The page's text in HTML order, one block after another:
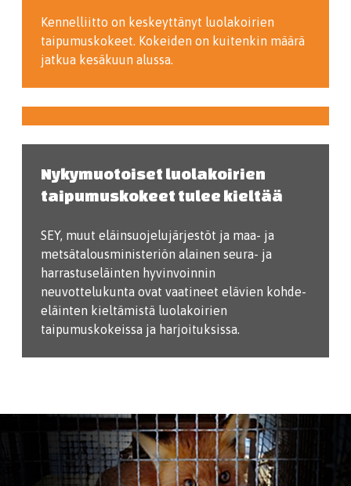
Kennelliitto on keskeyttänyt luolakoirien
taipumuskokeet. Kokeiden on kuitenkin määrä
jatkua kesäkuun alussa.
Nykymuotoiset luolakoirien
taipumuskokeet tulee kieltää
SEY, muut eläinsuojelujärjestöt ja maa- ja
metsätalousministeriön alainen seura- ja
harrastuseläinten hyvinvoinnin
neuvottelukunta ovat vaatineet elävien kohde-
eläinten kieltämistä luolakoirien
taipumuskokeissa ja harjoituksissa.